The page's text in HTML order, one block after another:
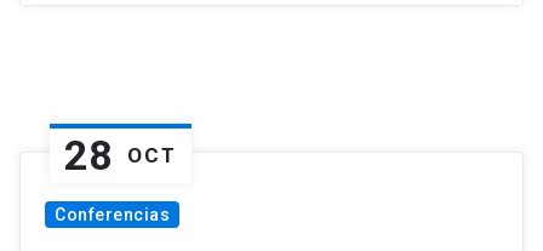
28 OCT
Conferencias